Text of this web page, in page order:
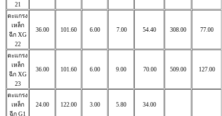
21
ตะแกรง
เหล็ก
ฉีก XG
22
36.00 101.60 6.00 7.00 54.40 308.00 77.00
ตะแกรง
เหล็ก
ฉีก XG
23
36.00 101.60 6.00 9.00 70.00 509.00 127.00
ตะแกรง
เหล็ก
ฉีกG1
24.00 122.00 3.00 5.80 34.00